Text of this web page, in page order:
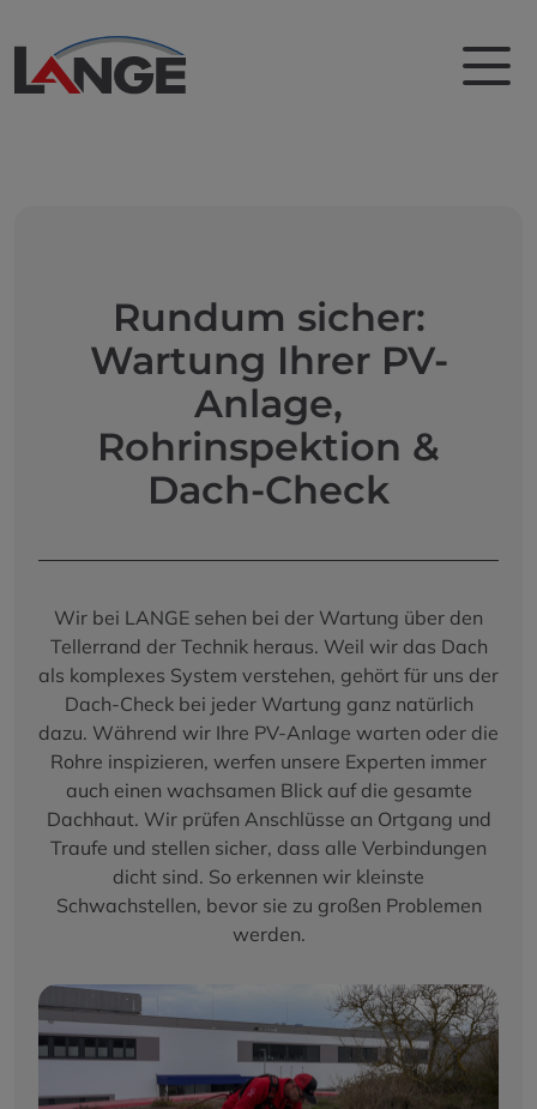
Rundum sicher:
Wartung Ihrer PV-
Anlage,
Rohrinspektion &
Dach-Check
Wir bei LANGE sehen bei der Wartung über den
Tellerrand der Technik heraus. Weil wir das Dach
als komplexes System verstehen, gehört für uns der
Dach-Check bei jeder Wartung ganz natürlich
dazu. Während wir Ihre PV-Anlage warten oder die
Rohre inspizieren, werfen unsere Experten immer
auch einen wachsamen Blick auf die gesamte
Dachhaut. Wir prüfen Anschlüsse an Ortgang und
Traufe und stellen sicher, dass alle Verbindungen
dicht sind. So erkennen wir kleinste
Schwachstellen, bevor sie zu großen Problemen
werden.